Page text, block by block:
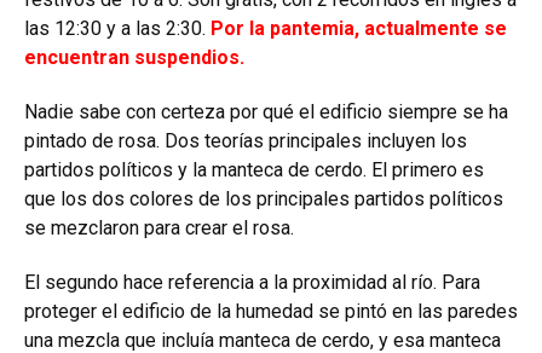
las 12:30 y a las 2:30. Por la pantemia, actualmente se
encuentran suspendios.
Nadie sabe con certeza por qué el edificio siempre se ha
pintado de rosa. Dos teorías principales incluyen los
partidos políticos y la manteca de cerdo. El primero es
que los dos colores de los principales partidos políticos
se mezclaron para crear el rosa.
El segundo hace referencia a la proximidad al río. Para
proteger el edificio de la humedad se pintó en las paredes
una mezcla que incluía manteca de cerdo, y esa manteca